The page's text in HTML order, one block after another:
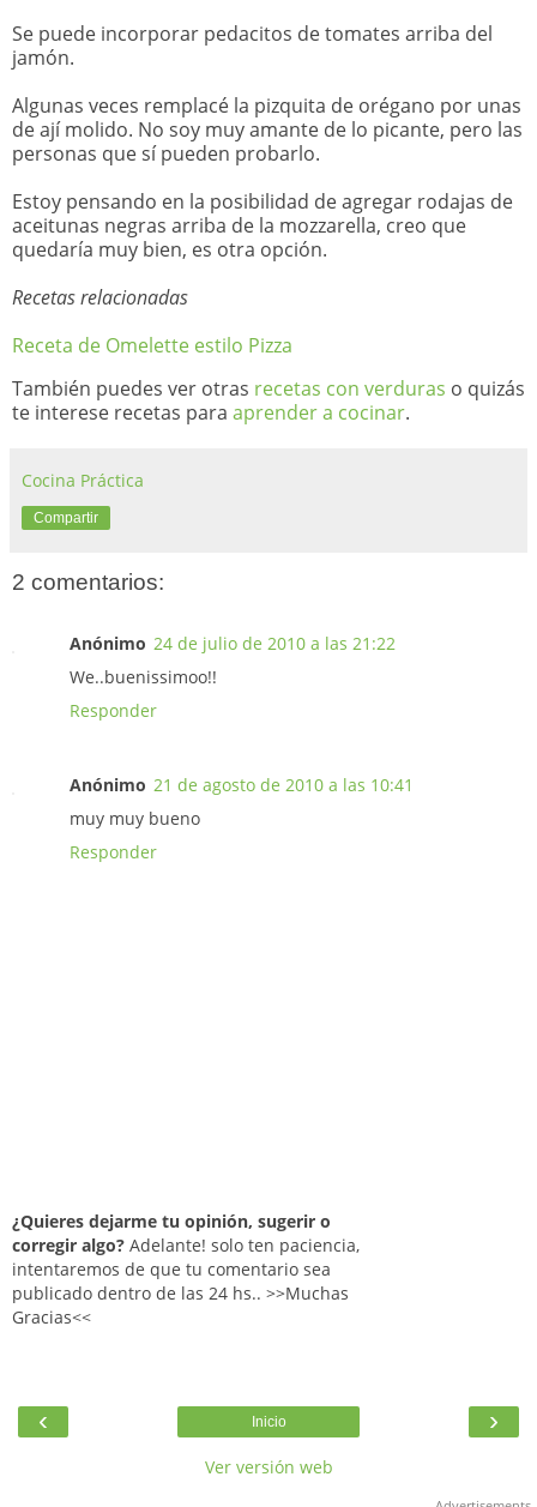
Se puede incorporar pedacitos de tomates arriba del
jamón.
Algunas veces remplacé la pizquita de orégano por unas
de ají molido. No soy muy amante de lo picante, pero las
personas que sí pueden probarlo.
Estoy pensando en la posibilidad de agregar rodajas de
aceitunas negras arriba de la mozzarella, creo que
quedaría muy bien, es otra opción.
Recetas relacionadas
Receta de Omelette estilo Pizza
También puedes ver otras recetas con verduras o quizás
te interese recetas para aprender a cocinar.
Cocina Práctica
Compartir
2 comentarios:
Anónimo 24 de julio de 2010 a las 21:22
We..buenissimoo!!
Responder
Anónimo 21 de agosto de 2010 a las 10:41
muy muy bueno
Responder
¿Quieres dejarme tu opinión, sugerir o
corregir algo? Adelante! solo ten paciencia,
intentaremos de que tu comentario sea
publicado dentro de las 24 hs.. >>Muchas
Gracias<<
‹ ›
Inicio
Ver versión web